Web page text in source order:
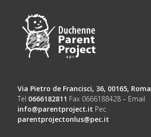
Via Pietro de Francisci, 36, 00165, Roma
Tel 0666182811 Fax 0666188428 – Email
info@parentproject.it Pec
parentprojectonlus@pec.it